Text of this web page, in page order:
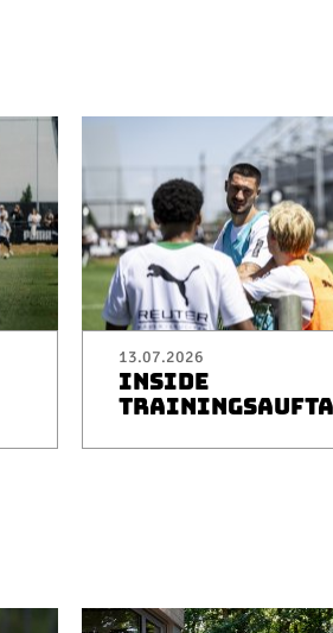
13.07.2026
INSIDE